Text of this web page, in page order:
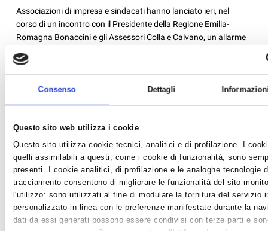
Consenso Dettagli
Questo sito web utilizza i cookie
Questo sito utilizza cookie tecnici, analitici e di profilazione. I
quelli assimilabili a questi, come i cookie di funzionalità, sono
presenti. I cookie analitici, di profilazione e le analoghe tecnologie
tracciamento consentono di migliorare le funzionalità del sito
l'utilizzo: sono utilizzati al fine di modulare la fornitura del servizio
personalizzato in linea con le preferenze manifestate durante la
dati da essi generati possono essere condivisi con terze parti e
Associazioni di impresa e sindacati hanno lanciato ieri, nel
corso di un incontro con il Presidente della Regione Emilia-
Romagna Bonaccini e gli Assessori Colla e Calvano, un allarme